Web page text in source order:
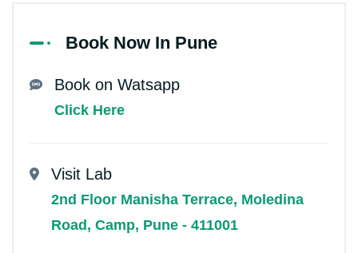
Book Now In Pune
Book on Watsapp
Click Here
Visit Lab
2nd Floor Manisha Terrace, Moledina
Road, Camp, Pune - 411001